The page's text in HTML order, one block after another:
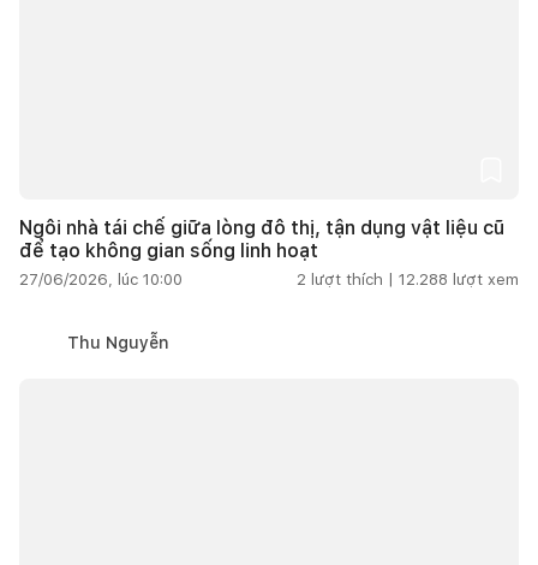
Ngôi nhà tái chế giữa lòng đô thị, tận dụng vật liệu cũ
để tạo không gian sống linh hoạt
27/06/2026, lúc 10:00 2 lượt thích | 12.288 lượt xem
Thu Nguyễn